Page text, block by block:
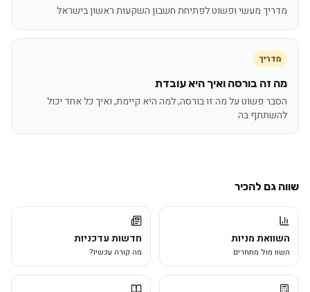
מדריך מעשי ופשוט לפתיחת חשבון השקעות ראשון בישראל
מדריך
מה זה בורסה ואיך היא עובדת
הסבר פשוט על מה זו בורסה, למה היא קיימת, ואיך כל אחד יכול
להשתתף בה
שווה גם להכיר
השוואת מניות
השוו מול מתחרים
חדשות עדכניות
מה קורה עכשיו?